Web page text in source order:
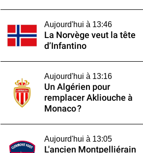
Aujourd'hui à 13:46
La Norvège veut la tête
d’Infantino
Aujourd'hui à 13:16
Un Algérien pour
remplacer Akliouche à
Monaco ?
Aujourd'hui à 13:05
L'ancien Montpelliérain